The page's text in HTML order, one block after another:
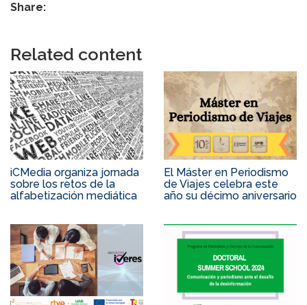
Share:
Related content
iCMedia organiza jornada
sobre los retos de la
alfabetización mediática
El Máster en Periodismo
de Viajes celebra este
año su décimo aniversario